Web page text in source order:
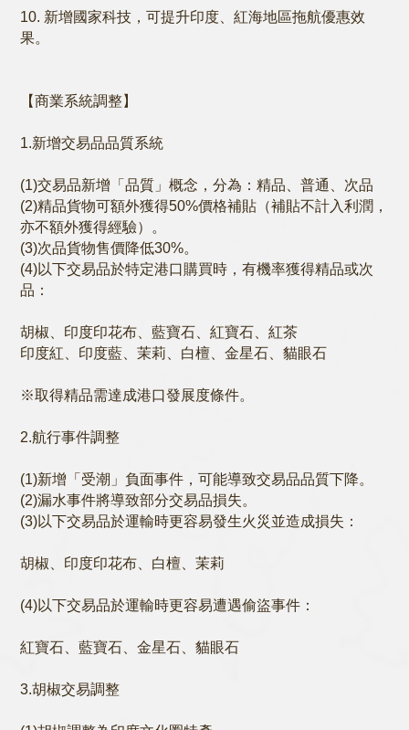
10. 新增國家科技，可提升印度、紅海地區拖航優惠效
果。
【商業系統調整】
1.新增交易品品質系統
(1)交易品新增「品質」概念，分為：精品、普通、次品
(2)精品貨物可額外獲得50%價格補貼（補貼不計入利潤，
亦不額外獲得經驗）。
(3)次品貨物售價降低30%。
(4)以下交易品於特定港口購買時，有機率獲得精品或次
品：
胡椒、印度印花布、藍寶石、紅寶石、紅茶
印度紅、印度藍、茉莉、白檀、金星石、貓眼石
※取得精品需達成港口發展度條件。
2.航行事件調整
(1)新增「受潮」負面事件，可能導致交易品品質下降。
(2)漏水事件將導致部分交易品損失。
(3)以下交易品於運輸時更容易發生火災並造成損失：
胡椒、印度印花布、白檀、茉莉
(4)以下交易品於運輸時更容易遭遇偷盜事件：
紅寶石、藍寶石、金星石、貓眼石
3.胡椒交易調整